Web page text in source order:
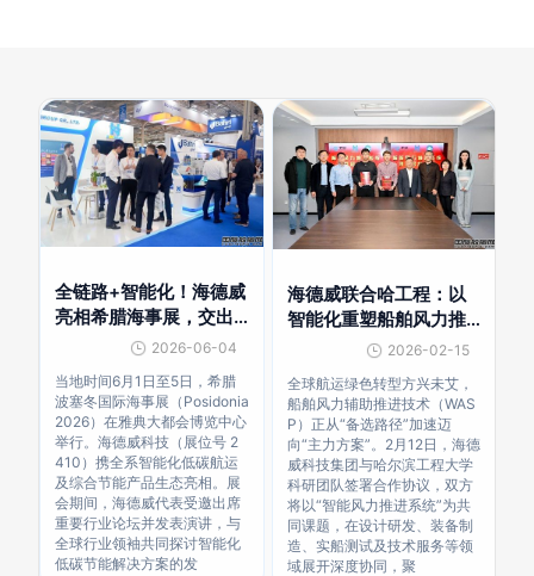
全链路+智能化！海德威
亮相希腊海事展，交出
绿色节能新答卷2026-06-04
当地时间6月1日至5日，希腊
波塞冬国际海事展（Posidonia
2026）在雅典大都会博览中心
举行。海德威科技（展位号 2
410）携全系智能化低碳航运
及综合节能产品生态亮相。展
会期间，海德威代表受邀出席
重要行业论坛并发表演讲，与
全球行业领袖共同探讨智能化
低碳节能解决方案的发
海德威联合哈工程：以
智能化重塑船舶风力推
进技术新标杆2026-02-15
全球航运绿色转型方兴未艾，
船舶风力辅助推进技术（WAS
P）正从“备选路径”加速迈
向“主力方案”。2月12日，海德
威科技集团与哈尔滨工程大学
科研团队签署合作协议，双方
将以“智能风力推进系统”为共
同课题，在设计研发、装备制
造、实船测试及技术服务等领
域展开深度协同，聚